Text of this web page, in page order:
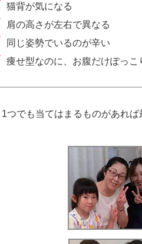
猫背が気になる
肩の高さが左右で異なる
同じ姿勢でいるのが辛い
痩せ型なのに、お腹だけぽっこ
1つでも当てはまるものがあれば